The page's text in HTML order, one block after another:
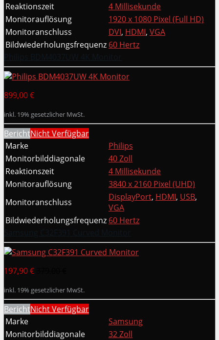
Reaktionszeit
4 Millisekunde
Monitorauflösung
1920 x 1080 Pixel (Full HD)
Monitoranschluss
DVI, HDMI, VGA
Bildwiederholungsfrequenz 60 Hertz
899,00 €
inkl. 19% gesetzlicher MwSt.
BerichtNicht Verfügbar
Marke
Philips
Monitorbilddiagonale
40 Zoll
Reaktionszeit
4 Millisekunde
Monitorauflösung
3840 x 2160 Pixel (UHD)
Monitoranschluss
DisplayPort, HDMI, USB,
VGA
Bildwiederholungsfrequenz 60 Hertz
197,90 €
inkl. 19% gesetzlicher MwSt.
BerichtNicht Verfügbar
Marke
Samsung
Monitorbilddiagonale
32 Zoll